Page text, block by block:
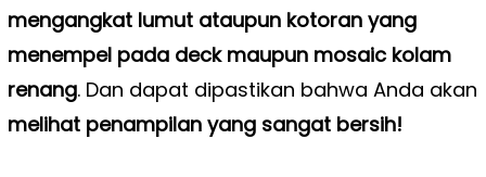
mengangkat lumut ataupun kotoran yang
menempel pada deck maupun mosaic kolam
renang. Dan dapat dipastikan bahwa Anda akan
melihat penampilan yang sangat bersih!